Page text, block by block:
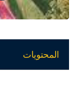
المحتويات